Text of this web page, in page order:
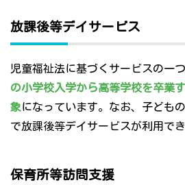
放課後等デイサービス
児童福祉法に基づくサービスの一つ
の小学校入学から高等学校を卒業
象になっています。なお、子ども
で放課後等デイサービスが利用で
保育所等訪問支援